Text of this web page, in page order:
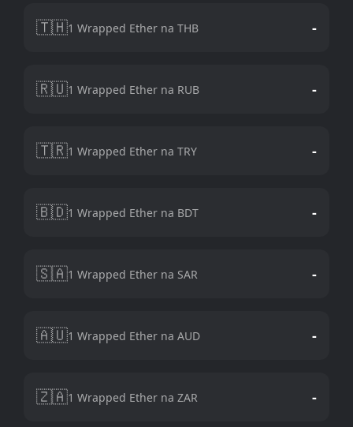
🇹🇭1 Wrapped Ether na THB -
🇷🇺1 Wrapped Ether na RUB -
🇹🇷1 Wrapped Ether na TRY -
🇧🇩1 Wrapped Ether na BDT -
🇸🇦1 Wrapped Ether na SAR -
🇦🇺1 Wrapped Ether na AUD -
🇿🇦1 Wrapped Ether na ZAR -